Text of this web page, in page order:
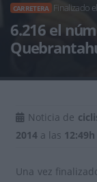
CARRETERA Finalizado
6.216 el
Noticia de
2014 a las 12:49h
Una vez